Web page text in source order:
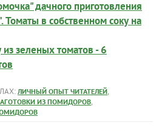
дачного приготовления
в собственном соку на
из зеленых томатов - 6
ЛИЧНЫЙ ОПЫТ ЧИТАТЕЛЕЙ,
ИЗ ПОМИДОРОВ,